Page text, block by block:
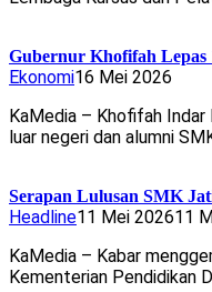
Gubernur Khofifah Lepas
Ekonomi16 Mei 2026
KaMedia – Khofifah
luar negeri dan alumni
Serapan Lulusan SMK
Headline11 Mei 202611
KaMedia – Kabar
Kementerian Pendidikan